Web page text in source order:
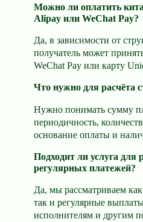
Можно ли оплатить
Alipay или WeChat Pay?
Да, в зависимости от
получатель может
WeChat Pay или карту
Что нужно для расчёта
Нужно понимать сумму
периодичность,
основание оплаты и
Подходит ли услуга для
регулярных платежей?
Да, мы рассматриваем
так и регулярные
исполнителям и другим